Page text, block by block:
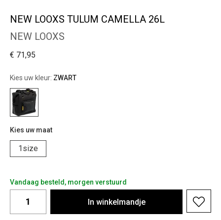
NEW LOOXS TULUM CAMELLA 26L
NEW LOOXS
€ 71,95
Kies uw kleur: ZWART
Kies uw maat
1size
Vandaag besteld, morgen verstuurd
In winkelmandje